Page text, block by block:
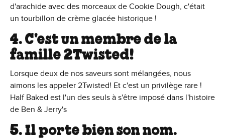
d'arachide avec des morceaux de Cookie Dough, c'était
un tourbillon de crème glacée historique !
4. C'est un membre de la
famille 2Twisted!
Lorsque deux de nos saveurs sont mélangées, nous
aimons les appeler 2Twisted! Et c'est un privilège rare !
Half Baked est l'un des seuls à s'être imposé dans l'histoire
de Ben & Jerry's
5. Il porte bien son nom.